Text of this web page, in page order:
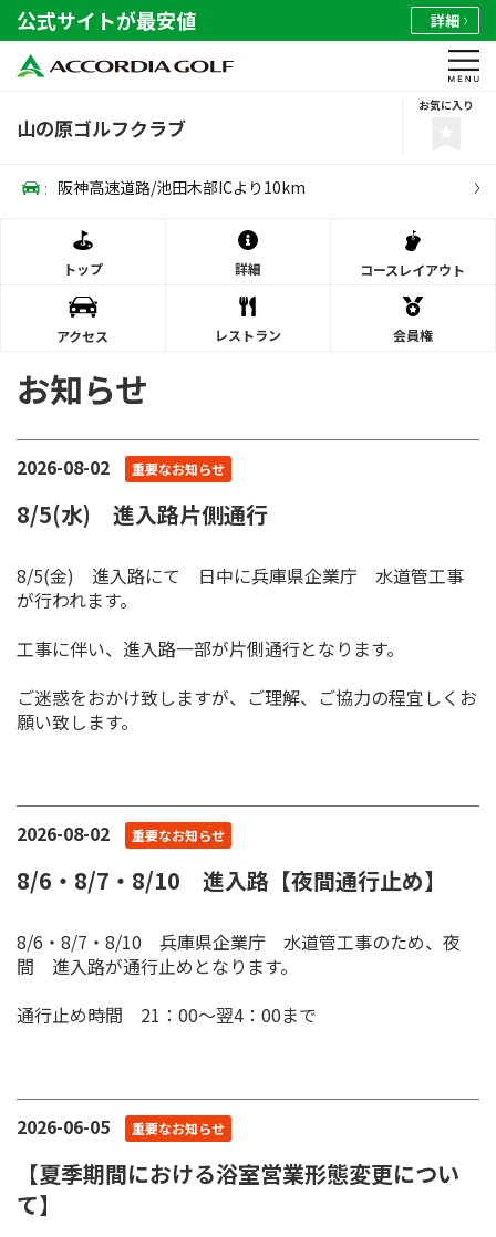
公式サイトが最安値 詳細
山の原ゴルフクラブ
お気に入り
: 阪神高速道路/池田木部ICより10km
トップ 詳細 コースレイアウト
アクセス レストラン 会員権
お知らせ
2026-08-02 重要なお知らせ
8/5(水) 進入路片側通行
8/5(金) 進入路にて 日中に兵庫県企業庁 水道管工事
が行われます。
工事に伴い、進入路一部が片側通行となります。
ご迷惑をおかけ致しますが、ご理解、ご協力の程宜しくお
願い致します。
2026-08-02 重要なお知らせ
8/6・8/7・8/10 進入路【夜間通行止め】
8/6・8/7・8/10 兵庫県企業庁 水道管工事のため、夜
間 進入路が通行止めとなります。
通行止め時間 21：00～翌4：00まで
2026-06-05 重要なお知らせ
【夏季期間における浴室営業形態変更につい
て】